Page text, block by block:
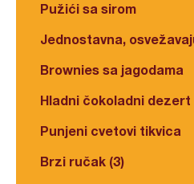
Pužići sa sirom
Jednostavna,
Brownies sa jagodama
Hladni čokoladni dezert
Punjeni cvetovi tikvica
Brzi ručak (3)